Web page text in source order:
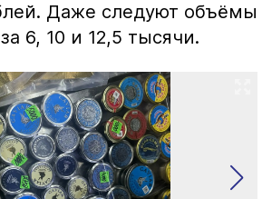
Даже следуют объёмы
6, 10 и 12,5 тысячи.